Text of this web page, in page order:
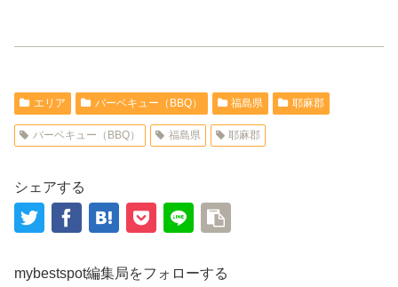
エリア バーベキュー（BBQ） 福島県 耶麻郡
バーベキュー（BBQ） 福島県 耶麻郡
シェアする
mybestspot編集局をフォローする